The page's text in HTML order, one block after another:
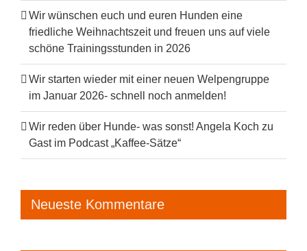
Wir wünschen euch und euren Hunden eine
friedliche Weihnachtszeit und freuen uns auf viele
schöne Trainingsstunden in 2026
Wir starten wieder mit einer neuen Welpengruppe
im Januar 2026- schnell noch anmelden!
Wir reden über Hunde- was sonst! Angela Koch zu
Gast im Podcast „Kaffee-Sätze“
Neueste Kommentare